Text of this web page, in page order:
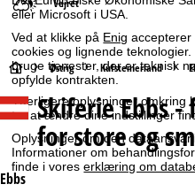
eller Microsoft i USA.
Ved at klikke på Enig accepterer
cookies og lignende
bruge tjenester, der er teknisk
opfylde kontrakten.
Yderligere oplysninger omkring
for at ændre dine indstillinger
Oplysninger om den
Informationer om
finde i voreserklæring om
Vejret
S
t
a
r
Østrig Kufsteinerland
SkiferieEbbs -
for store og
Ebbs